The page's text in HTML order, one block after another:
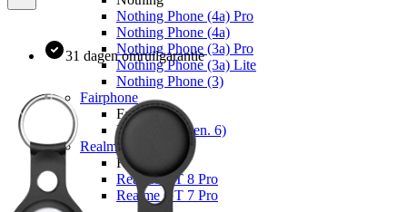
Nothing Phone (4a) Pro
Nothing Phone (4a)
Nothing Phone (3a) Pro
Nothing Phone (3a) Lite
Nothing Phone (3)
Fairphone
Fairphone
Fairphone (Gen. 6)
Realme
Realme
Realme GT 8 Pro
Realme GT 7 Pro
31 dagen omruilgarantie